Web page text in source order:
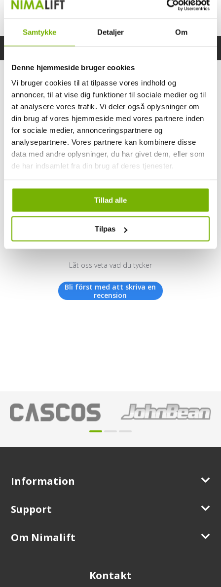
Samtykke Detaljer Om
Denne hjemmeside bruger cookies
Vi bruger cookies til at tilpasse vores indhold og
annoncer, til at vise dig funktioner til sociale medier og til
at analysere vores trafik. Vi deler også oplysninger om
din brug af vores hjemmeside med vores partnere inden
for sociale medier, annonceringspartnere og
analysepartnere. Vores partnere kan kombinere disse
data med andre oplysninger, du har givet dem, eller som
de har indsamlet fra din brug af deres tjenester.
Tillad alle
Tilpas
Vi letar efter stjärnor!
Låt oss veta vad du tycker
Bli först med att skriva en
recension
Information
Support
Om Nimalift
Kontakt